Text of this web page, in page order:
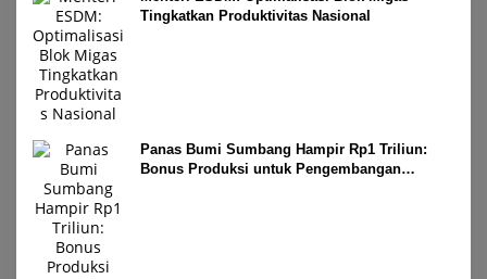
Tingkatkan Produktivitas Nasional
Panas Bumi Sumbang Hampir Rp1 Triliun:
Bonus Produksi untuk Pengembangan